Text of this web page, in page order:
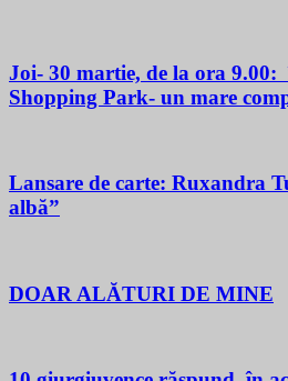
Joi- 30 martie, de la ora 9.00:
Shopping Park- un mare
Lansare de carte: Ruxandra
albă”
DOAR ALĂTURI DE MINE